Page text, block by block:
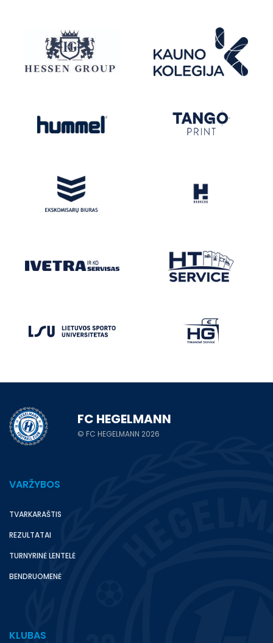
FC HEGELMANN
© FC HEGELMANN 2026
VARŽYBOS
TVARKARAŠTIS
REZULTATAI
TURNYRINĖ LENTELĖ
BENDRUOMENĖ
KLUBAS